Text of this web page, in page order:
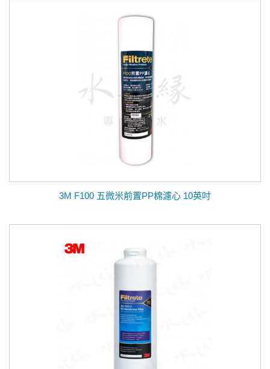
3M F100 五微米前置PP棉濾心 10英吋